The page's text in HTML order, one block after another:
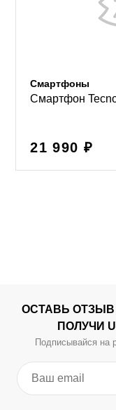
Смартфоны
Смартфон
21 990 ₽
ОСТАВЬ ОТЗЫВ
ПОЛУЧИ
Подписывайся на